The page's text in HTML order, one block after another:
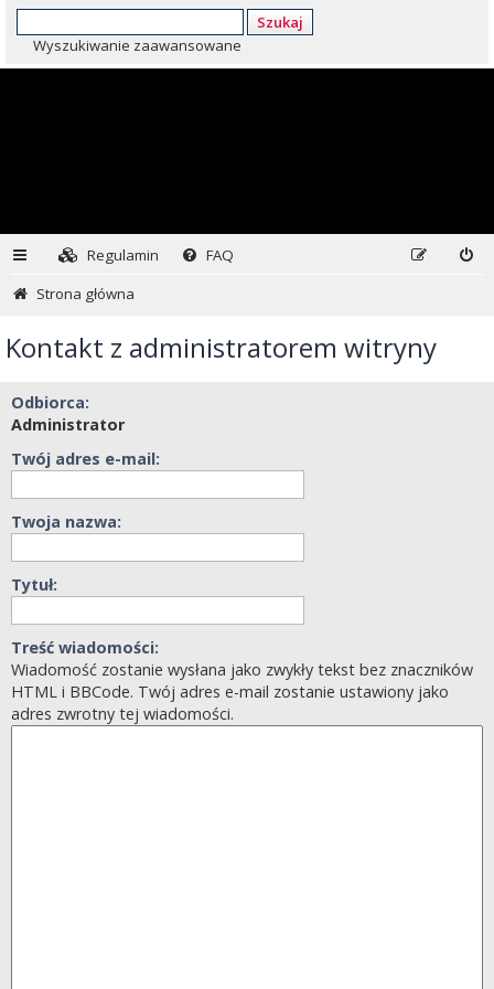
Szukaj
Wyszukiwanie zaawansowane
Regulamin
FAQ
Strona główna
Kontakt z administratorem witryny
Odbiorca:
Administrator
Twój adres e-mail:
Twoja nazwa:
Tytuł:
Treść wiadomości:
Wiadomość zostanie wysłana jako zwykły tekst bez znaczników
HTML i BBCode. Twój adres e-mail zostanie ustawiony jako
adres zwrotny tej wiadomości.